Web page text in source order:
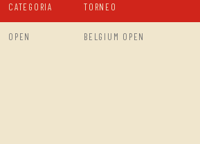
CATEGORIA TORNEO
OPEN BELGIUM OPEN